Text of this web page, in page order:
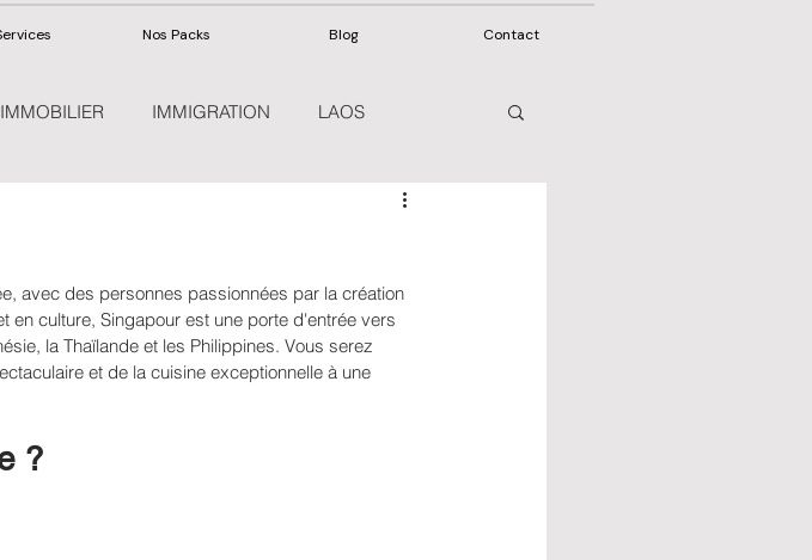
Nos Packs Blog Contact
IMMOBILIER IMMIGRATION LAOS
avec des personnes passionnées par la création
en culture, Singapour est une porte d'entrée vers
la Thaïlande et les Philippines. Vous serez
et de la cuisine exceptionnelle à une
?